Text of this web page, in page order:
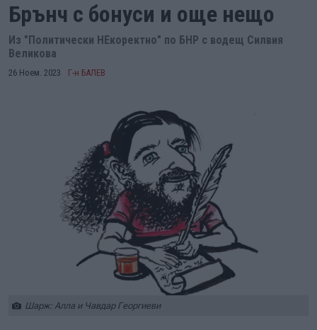
Брънч с бонуси и още нещо
Из "Политически НЕкоректно" по БНР с водещ Силвия
Великова
26 Ноем. 2023 Г-н БАЛЕВ
Шарж: Алла и Чавдар Георгиеви